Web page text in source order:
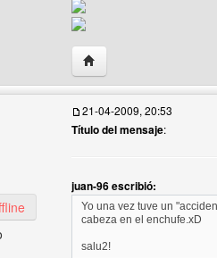
Visitar sitio web del
perfil del usuario
21-04-2009, 20:53
Título del mensaje:
juan-96 escribió:
Yo una vez tuve un
cabeza en el enchufe.xD
salu2!